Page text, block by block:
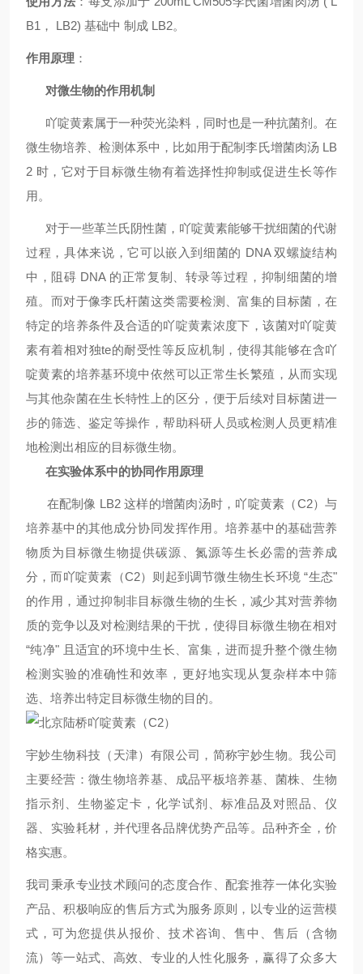
B1， LB2) 基础中 制成 LB2。
作用原理 ：
对微生物的作用机制
吖啶黄素属于一种荧光染料，同时也是一种抗菌剂。在
微生物培养、检测体系中，比如用于配制李氏增菌肉汤 LB
2 时，它对于目标微生物有着选择性抑制或促进生长等作
用。
对于一些革兰氏阴性菌，吖啶黄素能够干扰细菌的代谢
过程，具体来说，它可以嵌入到细菌的 DNA 双螺旋结构
中，阻碍 DNA 的正常复制、转录等过程，抑制细菌的增
殖。而对于像李氏杆菌这类需要检测、富集的目标菌，在
特定的培养条件及合适的吖啶黄素浓度下，该菌对吖啶黄
素有着相对独te的耐受性等反应机制，使得其能够在含吖
啶黄素的培养基环境中依然可以正常生长繁殖，从而实现
与其他杂菌在生长特性上的区分，便于后续对目标菌进一
步的筛选、鉴定等操作，帮助科研人员或检测人员更精准
地检测出相应的目标微生物。
在实验体系中的协同作用原理
在配制像 LB2 这样的增菌肉汤时，吖啶黄素（C2）与
培养基中的其他成分协同发挥作用。培养基中的基础营养
物质为目标微生物提供碳源、氮源等生长必需的营养成
分，而吖啶黄素（C2）则起到调节微生物生长环境 “生态"
的作用，通过抑制非目标微生物的生长，减少其对营养物
质的竞争以及对检测结果的干扰，使得目标微生物在相对
“纯净" 且适宜的环境中生长、富集，进而提升整个微生物
检测实验的准确性和效率，更好地实现从复杂样本中筛
选、培养出特定目标微生物的目的。
宇妙生物科技（天津）有限公司，简称宇妙生物。我公司
主要经营：微生物培养基、成品平板培养基、菌株、生物
指示剂、生物鉴定卡，化学试剂、标准品及对照品、仪
器、实验耗材，并代理各品牌优势产品等。品种齐全，价
格实惠。
我司秉承专业技术顾问的态度合作、配套推荐一体化实验
产品、积极响应的售后方式为服务原则，以专业的运营模
式，可为您提供从报价、技术咨询、售中、售后（含物
流）等一站式、高效、专业的人性化服务，赢得了众多大